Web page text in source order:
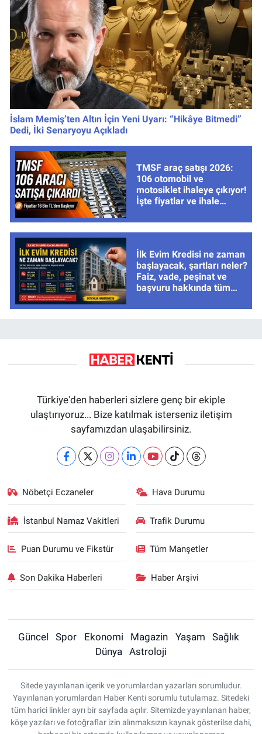
İslam Memiş’ten Altın İçin Yeni Uyarı: “Hikâye Bitmedi”
Dedi, İki Senaryoyu Açıkladı
TMSF araç satışı 2026:
106 otomobil ve
motosiklet ihaleye çıkıyor!
İşte fiyatlar ve ihale
İlk Evim Kredisi ne zaman
başlayacak, şartları neler?
Faiz, vade, peşinat ve
başvuru hakkında tüm
Türkiye'den haberleri sizlere genç bir ekiple
ulaştırıyoruz... Bize katılmak isterseniz iletişim
sayfamızdan ulaşabilirsiniz.
Nöbetçi Eczaneler Hava Durumu
İstanbul Namaz Vakitleri Trafik Durumu
Puan Durumu ve Fikstür Tüm Manşetler
Son Dakika Haberleri Haber Arşivi
Güncel Spor Ekonomi Magazin Yaşam
Sağlık
Dünya
Astroloji
Sitede yayınlanan içerik ve yorumlardan yazarları sorumludur.
Yayınlanan yorumlardan Haber Kenti sorumlu tutulamaz. Sitedeki
tüm harici linkler ayrı bir sayfada açılır. Sitemizde yayınlanan haber,
köşe yazıları ve fotoğraflar izin alınmaksızın kaynak gösterilse dahi,